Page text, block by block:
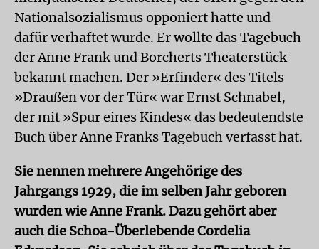
Nationalsozialismus opponiert hatte und
dafür verhaftet wurde. Er wollte das Tagebuch
der Anne Frank und Borcherts Theaterstück
bekannt machen. Der »Erfinder« des Titels
»Draußen vor der Tür« war Ernst Schnabel,
der mit »Spur eines Kindes« das bedeutendste
Buch über Anne Franks Tagebuch verfasst hat.
Sie nennen mehrere Angehörige des
Jahrgangs 1929, die im selben Jahr geboren
wurden wie Anne Frank. Dazu gehört aber
auch die Schoa-Überlebende Cordelia